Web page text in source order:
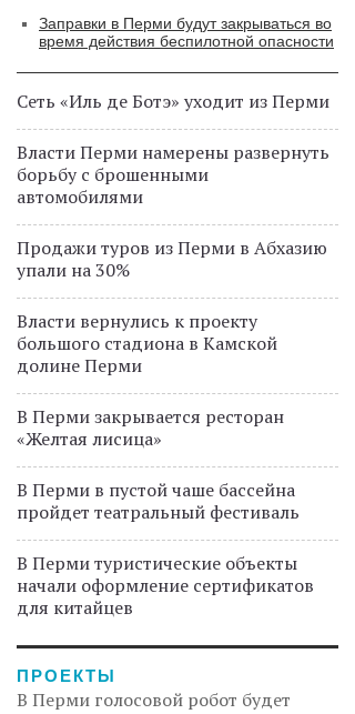
Заправки в Перми будут закрываться во
время действия беспилотной опасности
Сеть «Иль де Ботэ» уходит из Перми
Власти Перми намерены развернуть
борьбу с брошенными
автомобилями
Продажи туров из Перми в Абхазию
упали на 30%
Власти вернулись к проекту
большого стадиона в Камской
долине Перми
В Перми закрывается ресторан
«Желтая лисица»
В Перми в пустой чаше бассейна
пройдет театральный фестиваль
В Перми туристические объекты
начали оформление сертификатов
для китайцев
ПРОЕКТЫ
В Перми голосовой робот будет